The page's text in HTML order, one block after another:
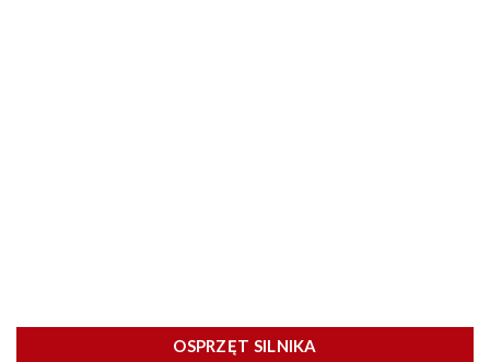
OSPRZĘT SILNIKA